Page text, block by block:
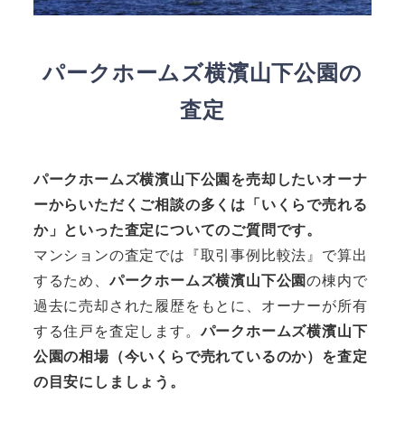
パークホームズ横濱山下公園の
査定
パークホームズ横濱山下公園 を売却したいオーナ
ーからいただくご相談の多くは「いくらで売れる
か」といった査定についてのご質問です。
マンションの査定では『取引事例比較法』で算出
するため、パークホームズ横濱山下公園の棟内で
過去に売却された履歴をもとに、オーナーが所有
する住戸を査定します。パークホームズ横濱山下
公園の相場（今いくらで売れているのか）を査定
の目安にしましょう。